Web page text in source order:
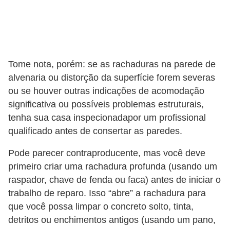
Tome nota, porém: se as rachaduras na parede de
alvenaria ou distorção da superfície forem severas
ou se houver outras indicações de acomodação
significativa ou possíveis problemas estruturais,
tenha sua casa inspecionadapor um profissional
qualificado antes de consertar as paredes.
Pode parecer contraproducente, mas você deve
primeiro criar uma rachadura profunda (usando um
raspador, chave de fenda ou faca) antes de iniciar o
trabalho de reparo. Isso “abre” a rachadura para
que você possa limpar o concreto solto, tinta,
detritos ou enchimentos antigos (usando um pano,